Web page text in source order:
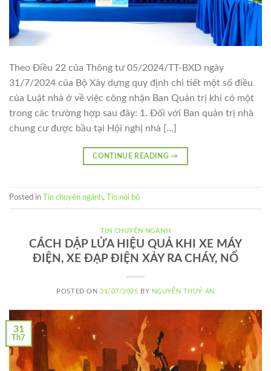
Theo Điều 22 của Thông tư 05/2024/TT-BXD ngày
31/7/2024 của Bộ Xây dựng quy định chi tiết một số điều
của Luật nhà ở về việc công nhận Ban Quản trị khi có một
trong các trường hợp sau đây: 1. Đối với Ban quản trị nhà
chung cư được bầu tại Hội nghị nhà […]
CONTINUE READING→
Posted in Tin chuyên ngành, Tin nội bộ
TIN CHUYÊN NGÀNH
CÁCH DẬP LỬA HIỆU QUẢ KHI XE MÁY
ĐIỆN, XE ĐẠP ĐIỆN XẢY RA CHÁY, NỔ
POSTED ON 31/07/2025 BY NGUYỄN THUÝ AN
31
Th7